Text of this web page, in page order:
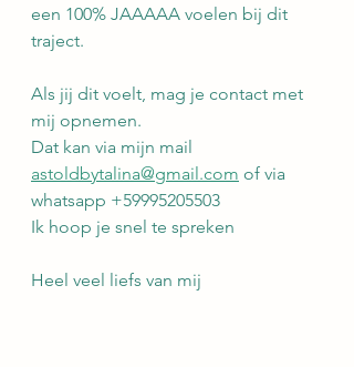
een 100% JAAAAA voelen bij dit
traject.
Als jij dit voelt, mag je contact met
mij opnemen.
Dat kan via mijn mail
astoldbytalina@gmail.com of via
whatsapp +59995205503
Ik hoop je snel te spreken
Heel veel liefs van mij